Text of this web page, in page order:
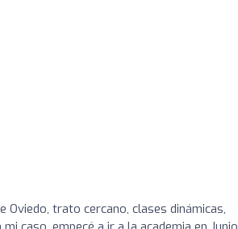
Oviedo, trato cercano, clases dinámicas,